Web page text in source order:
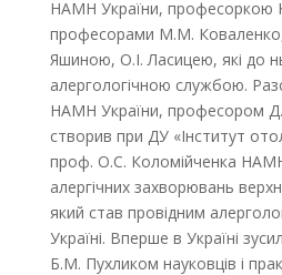
НАМН України, професоркою
професорами М.М.
Яшиною, О.І. Ласицею, які до
алергологічною службою.
НАМН України, професором
створив при ДУ «Інститут
проф. О.С. Коломійченка
алергічних захворювань
який став провідним
Україні. Вперше в Україні
Б.М. Пухликом науковців і